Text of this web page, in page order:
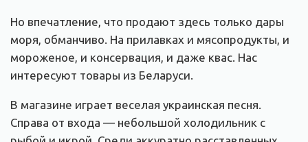
Но впечатление, что продают здесь только дары
моря, обманчиво. На прилавках и мясопродукты, и
мороженое, и консервация, и даже квас. Нас
интересуют товары из Беларуси.
В магазине играет веселая украинская песня.
Справа от входа — небольшой холодильник с